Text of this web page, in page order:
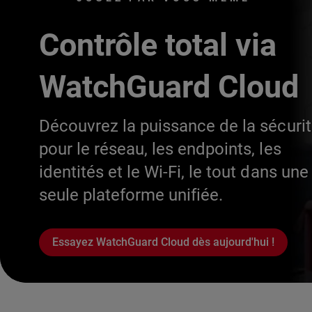
Contrôle total via
WatchGuard Cloud
Découvrez la puissance de la
pour le réseau, les endpoints, les
identités et le Wi-Fi, le tout dans une
seule plateforme unifiée.
Essayez WatchGuard Cloud dès aujourd'hui !